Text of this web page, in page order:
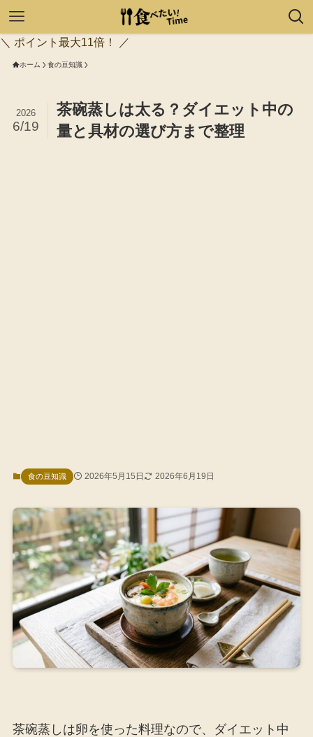
＼ ポイント最大11倍！ ／
ホーム 食の豆知識
茶碗蒸しは太る？ダイエット中の
量と具材の選び方まで整理
2026
6/19
食の豆知識 2026年5月15日 2026年6月19日
茶碗蒸しは卵を使った料理なので、ダイエット中